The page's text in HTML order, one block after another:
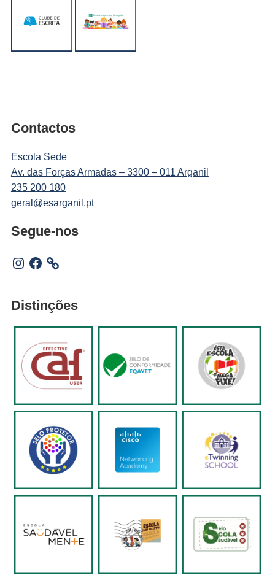
Contactos
Escola Sede
Av. das Forças Armadas – 3300 – 011 Arganil
235 200 180
geral@esarganil.pt
Segue-nos
Instagram
Facebook
Distinções